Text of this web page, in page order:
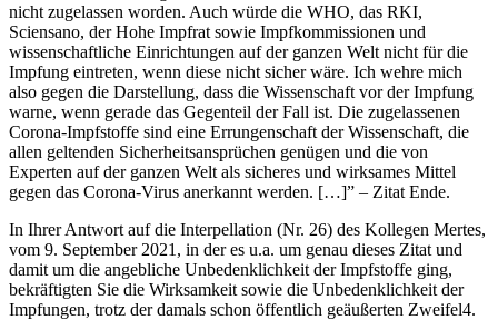
nicht zugelassen worden. Auch würde die WHO, das RKI,
Sciensano, der Hohe Impfrat sowie Impfkommissionen und
wissenschaftliche Einrichtungen auf der ganzen Welt nicht für die
Impfung eintreten, wenn diese nicht sicher wäre. Ich wehre mich
also gegen die Darstellung, dass die Wissenschaft vor der Impfung
warne, wenn gerade das Gegenteil der Fall ist. Die zugelassenen
Corona-Impfstoffe sind eine Errungenschaft der Wissenschaft, die
allen geltenden Sicherheitsansprüchen genügen und die von
Experten auf der ganzen Welt als sicheres und wirksames Mittel
gegen das Corona-Virus anerkannt werden. […]” – Zitat Ende.
In Ihrer Antwort auf die Interpellation (Nr. 26) des Kollegen Mertes,
vom 9. September 2021, in der es u.a. um genau dieses Zitat und
damit um die angebliche Unbedenklichkeit der Impfstoffe ging,
bekräftigten Sie die Wirksamkeit sowie die Unbedenklichkeit der
Impfungen, trotz der damals schon öffentlich geäußerten Zweifel4.